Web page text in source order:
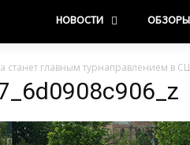
НОВОСТИ ОБЗОРЫ
станет главным турнаправлением в